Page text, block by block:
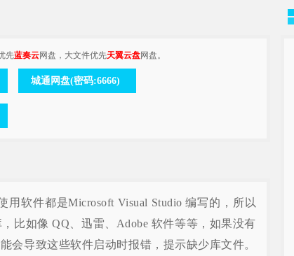
先蓝奏云网盘，大文件优先天翼云盘网盘。
城通网盘(密码:6666)
软件都是Microsoft Visual Studio 编写的，所以
比如像 QQ、迅雷、Adobe 软件等等，如果没有
会导致这些软件启动时报错，提示缺少库文件。